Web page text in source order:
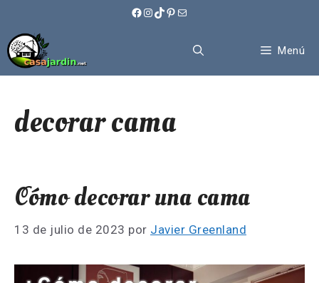
contenido
Facebook
Instagram
TikTok
Pinterest
Correo electrónico
Menú
decorar cama
Cómo decorar una cama
13 de julio de 2023 por Javier Greenland